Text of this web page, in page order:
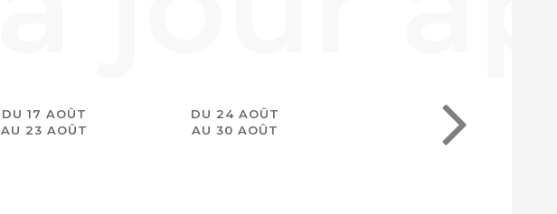
DU 17 AOÛT
AU 23 AOÛT
DU 24 AOÛT
AU 30 AOÛT